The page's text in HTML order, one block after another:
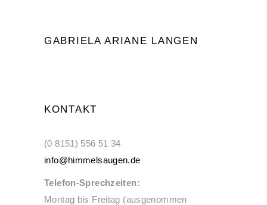
GABRIELA ARIANE LANGEN
KONTAKT
(0 8151) 556 51 34
info@himmelsaugen.de
Telefon-Sprechzeiten:
Montag bis Freitag (ausgenommen